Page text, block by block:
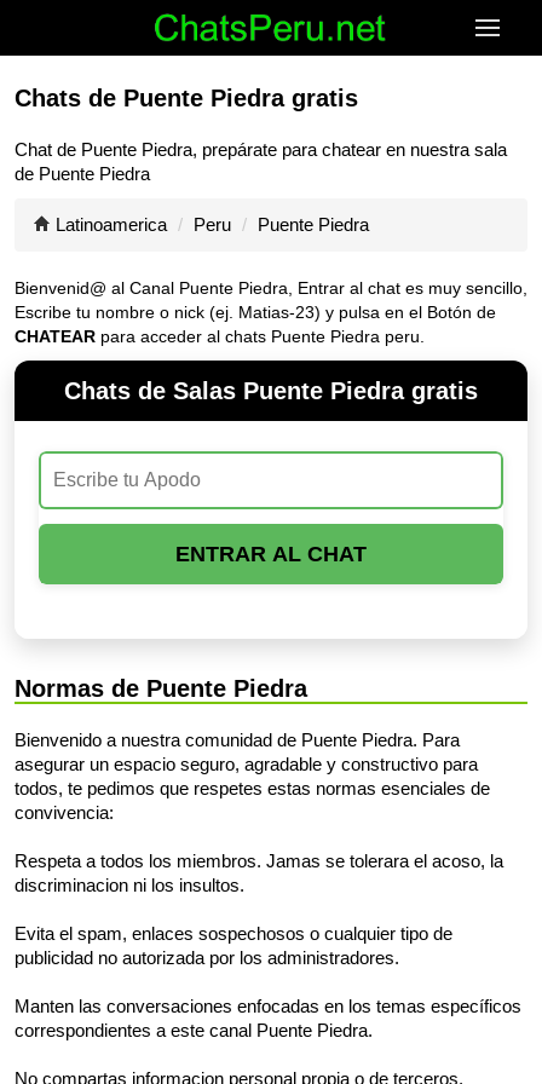
Chats de Puente Piedra gratis
Chat de Puente Piedra, prepárate para chatear en nuestra sala
de Puente Piedra
Latinoamerica Peru Puente Piedra
Bienvenid@ al Canal Puente Piedra , Entrar al chat es muy sencillo,
Escribe tu nombre o nick (ej. Matias-23) y pulsa en el Botón de
CHATEAR para acceder al chats Puente Piedra peru.
Chats de Salas Puente Piedra gratis
ENTRAR AL CHAT
Normas de Puente Piedra
Bienvenido a nuestra comunidad de Puente Piedra. Para
asegurar un espacio seguro, agradable y constructivo para
todos, te pedimos que respetes estas normas esenciales de
convivencia:
Respeta a todos los miembros. Jamas se tolerara el acoso, la
discriminacion ni los insultos.
Evita el spam, enlaces sospechosos o cualquier tipo de
publicidad no autorizada por los administradores.
Manten las conversaciones enfocadas en los temas específicos
correspondientes a este canal Puente Piedra.
No compartas informacion personal propia o de terceros.